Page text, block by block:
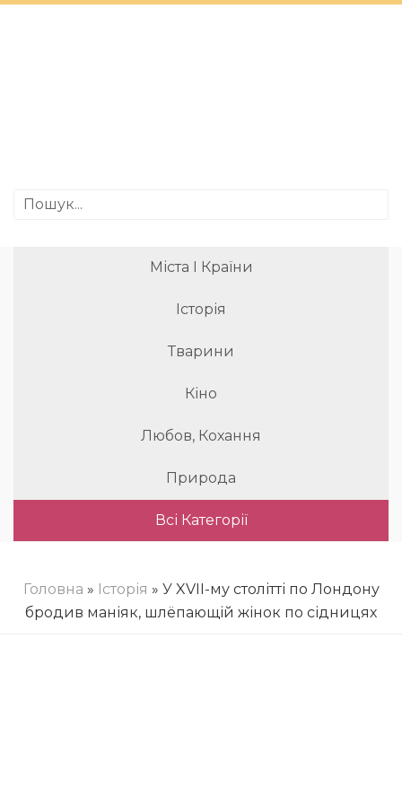
Міста І Країни
Історія
Тварини
Кіно
Любов, Кохання
Природа
Всі Категорії
Головна » Історія » У XVII-му столітті по Лондону
бродив маніяк, шлёпающій жінок по сідницях